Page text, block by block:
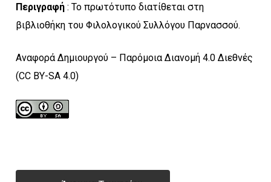
Περιγραφή: Το πρωτότυπο διατίθεται στη
βιβλιοθήκη του Φιλολογικού Συλλόγου Παρνασσού.
Αναφορά Δημιουργού – Παρόμοια Διανομή 4.0 Διεθνές
(CC BY-SA 4.0)